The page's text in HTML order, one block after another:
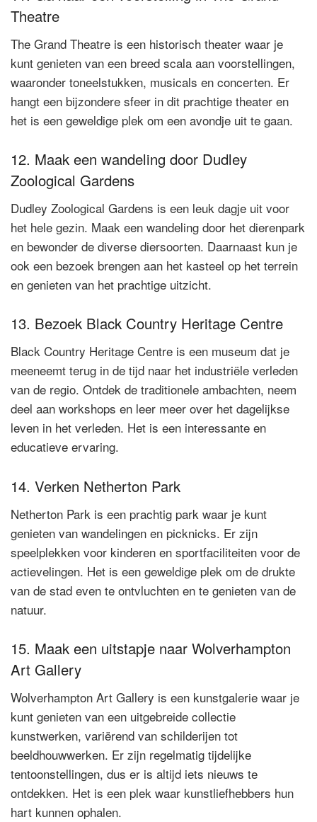
Theatre
The Grand Theatre is een historisch theater waar je
kunt genieten van een breed scala aan voorstellingen,
waaronder toneelstukken, musicals en concerten. Er
hangt een bijzondere sfeer in dit prachtige theater en
het is een geweldige plek om een avondje uit te gaan.
12. Maak een wandeling door Dudley
Zoological Gardens
Dudley Zoological Gardens is een leuk dagje uit voor
het hele gezin. Maak een wandeling door het dierenpark
en bewonder de diverse diersoorten. Daarnaast kun je
ook een bezoek brengen aan het kasteel op het terrein
en genieten van het prachtige uitzicht.
13. Bezoek Black Country Heritage Centre
Black Country Heritage Centre is een museum dat je
meeneemt terug in de tijd naar het industriële verleden
van de regio. Ontdek de traditionele ambachten, neem
deel aan workshops en leer meer over het dagelijkse
leven in het verleden. Het is een interessante en
educatieve ervaring.
14. Verken Netherton Park
Netherton Park is een prachtig park waar je kunt
genieten van wandelingen en picknicks. Er zijn
speelplekken voor kinderen en sportfaciliteiten voor de
actievelingen. Het is een geweldige plek om de drukte
van de stad even te ontvluchten en te genieten van de
natuur.
15. Maak een uitstapje naar Wolverhampton
Art Gallery
Wolverhampton Art Gallery is een kunstgalerie waar je
kunt genieten van een uitgebreide collectie
kunstwerken, variërend van schilderijen tot
beeldhouwwerken. Er zijn regelmatig tijdelijke
tentoonstellingen, dus er is altijd iets nieuws te
ontdekken. Het is een plek waar kunstliefhebbers hun
hart kunnen ophalen.